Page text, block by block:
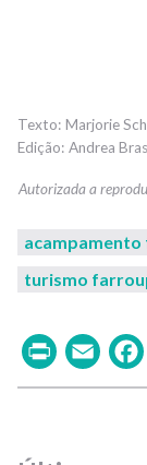
Marjorie
Andrea
turismo
Print